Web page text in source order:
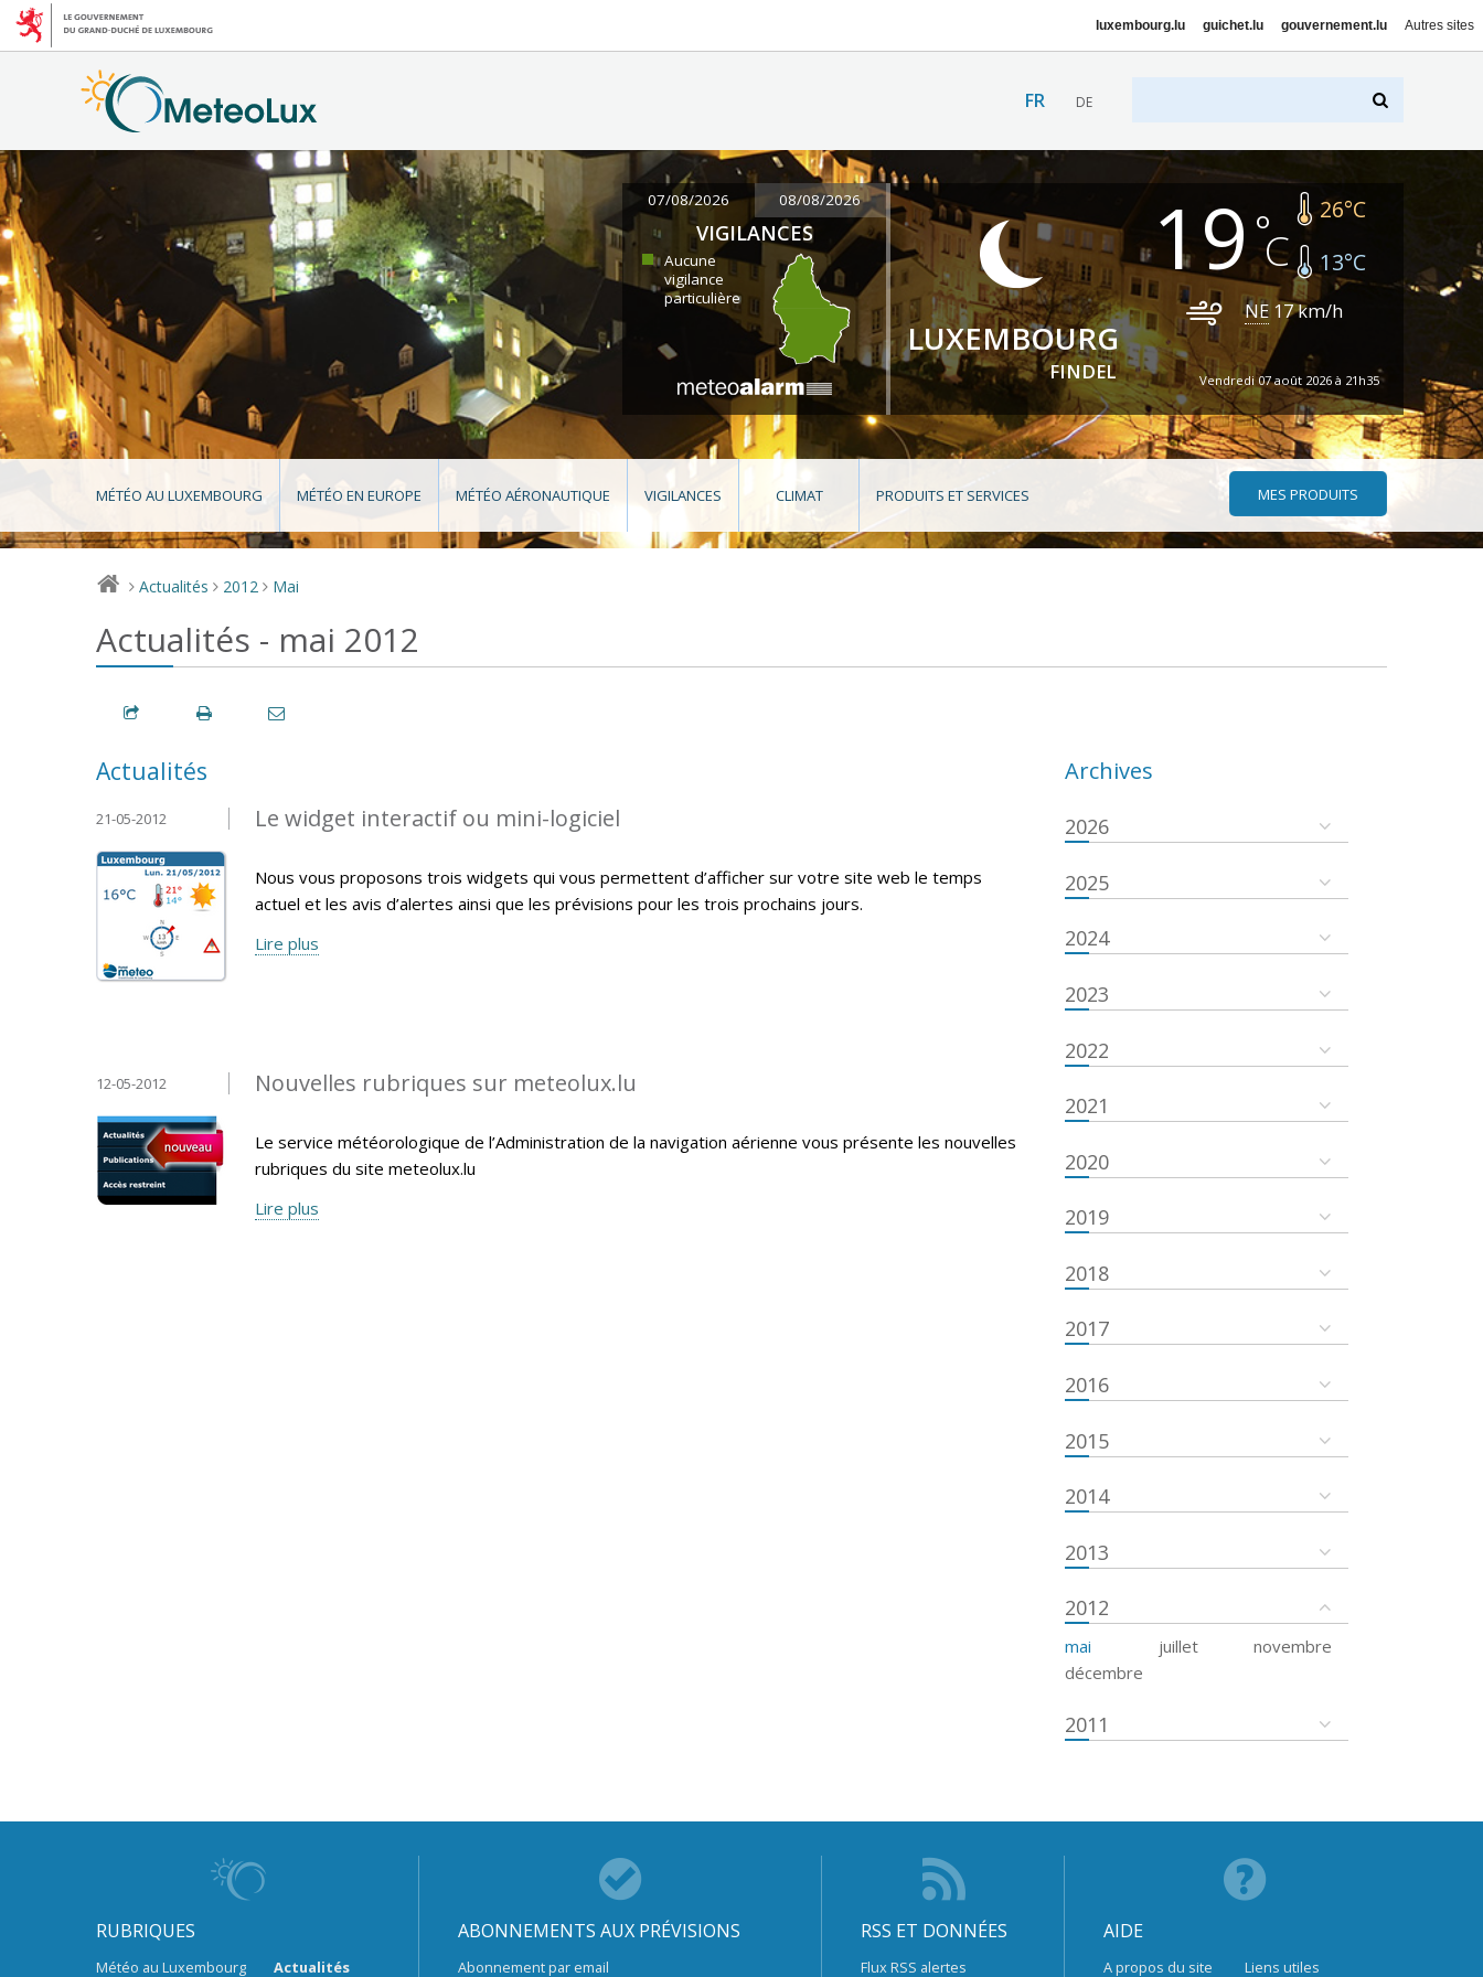
luxembourg.lu guichet.lu gouvernement.lu Autres sites
FR DE
07/08/2026 08/08/2026
VIGILANCES
Aucune
vigilance
particulière
LUXEMBOURG
FINDEL
19 26°C
13°C
NE 17km/h
Vendredi 07 août 2026 à 21h35
MÉTÉO AU LUXEMBOURG MÉTÉO EN EUROPE MÉTÉO AÉRONAUTIQUE VIGILANCES CLIMAT PRODUITS ET SERVICES MES PRODUITS
> Actualités > 2012 > Mai
Actualités - mai 2012
Actualités
Le widget interactif ou mini-logiciel
21-05-2012
Nous vous proposons trois widgets qui vous permettent d’afficher sur votre site web le temps
actuel et les avis d’alertes ainsi que les prévisions pour les trois prochains jours.
Lire plus
Nouvelles rubriques sur meteolux.lu
12-05-2012
Le service météorologique de l’Administration de la navigation aérienne vous présente les nouvelles
rubriques du site meteolux.lu
Lire plus
Archives
2026
2025
2024
2023
2022
2021
2020
2019
2018
2017
2016
2015
2014
2013
2012
mai juillet
novembre
décembre
2011
RUBRIQUES
Météo au Luxembourg Actualités
ABONNEMENTS AUX PRÉVISIONS
Abonnement par email
RSS ET DONNÉES
Flux RSS alertes
AIDE
A propos du site Liens utiles